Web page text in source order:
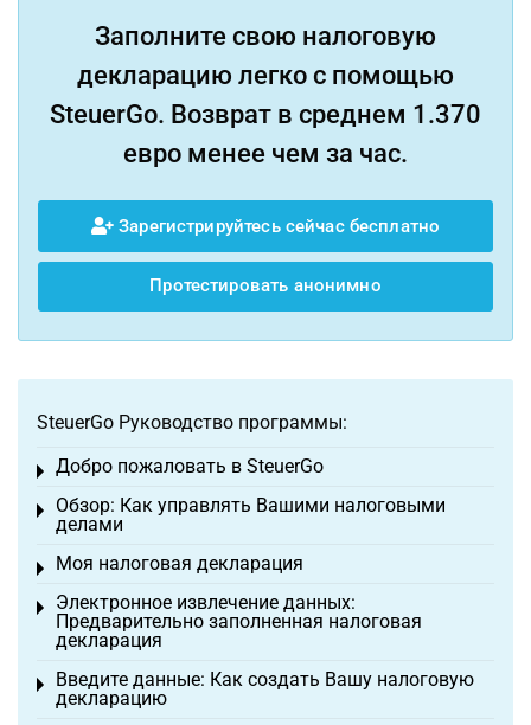
Заполните свою налоговую
декларацию легко с помощью
SteuerGo. Возврат в среднем 1.370
евро менее чем за час.
Зарегистрируйтесь сейчас бесплатно
Протестировать анонимно
SteuerGo Руководство программы:
Добро пожаловать в SteuerGo
Toggle menu
Обзор: Как управлять Вашими налоговыми
делами
Toggle menu
Моя налоговая декларация
Toggle menu
Электронное извлечение данных:
Предварительно заполненная налоговая
декларация
Toggle menu
Введите данные: Как создать Вашу налоговую
декларацию
Toggle menu